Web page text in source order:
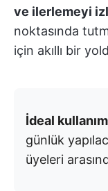
ve ilerlemeyi
noktasında
için akıllı bir
İdeal
günlük
üyeleri